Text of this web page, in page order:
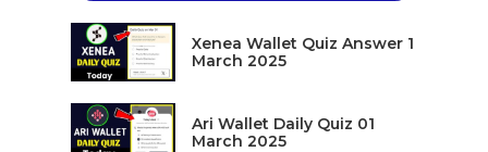
Xenea Wallet Quiz Answer 1
March 2025
Ari Wallet Daily Quiz 01
March 2025